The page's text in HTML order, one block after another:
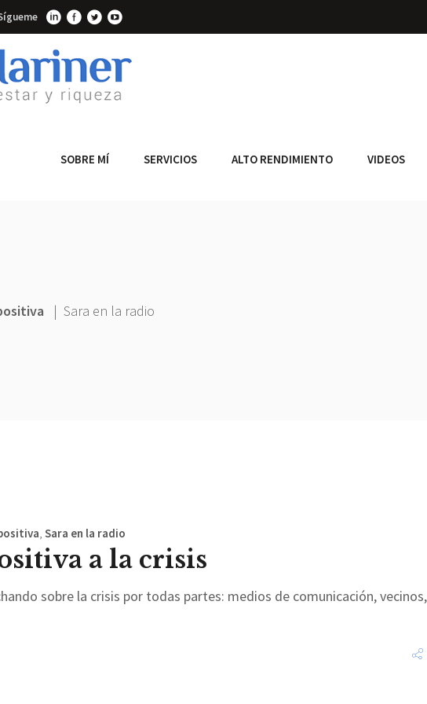
SOBRE MÍ SERVICIOS ALTO RENDIMIENTO VIDEOS
| Sara en la radio
, Sara en la radio
a la crisis
sobre la crisis por todas partes: medios de comunicación, vecinos,